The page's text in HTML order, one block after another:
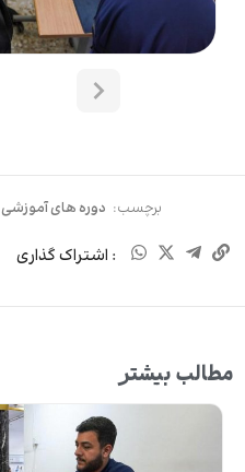
برچسب: دوره های آموزشی
: اشتراک گذاری
مطالب بیشتر